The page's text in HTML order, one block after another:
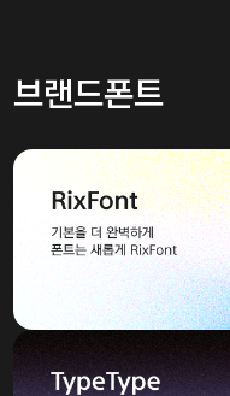
브랜드폰트